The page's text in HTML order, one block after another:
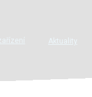
Aktuality